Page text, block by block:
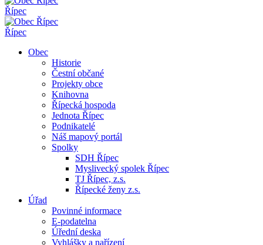
Řípec
Řípec
Obec
Historie
Čestní občané
Projekty obce
Knihovna
Řípecká hospoda
Jednota Řípec
Podnikatelé
Náš mapový portál
Spolky
SDH Řípec
Myslivecký spolek Řípec
TJ Řípec, z.s.
Řípecké ženy z.s.
Úřad
Povinné informace
E-podatelna
Úřední deska
Vyhlášky a nařízení